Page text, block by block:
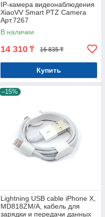
IP-камера видеонаблюдения
XiaoVV Smart PTZ Camera
Арт.7267
В наличии
14 310 ₸ 16 835 ₸
Купить
–15%
Lightning USB cable iPhone X,
MD818ZM/A, кабель для
зарядки и передачи данных